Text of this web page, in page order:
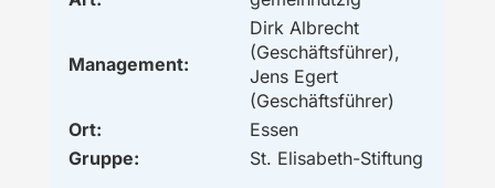
Management:
Dirk Albrecht
(Geschäftsführer),
Jens Egert
(Geschäftsführer)
Ort:
Essen
Gruppe:
St. Elisabeth-Stiftung